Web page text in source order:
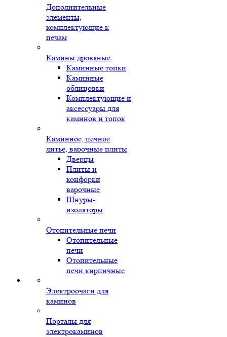
Дополнительные
элементы,
комплектующие к
печам
Камины дровяные
Каминные топки
Каминные
облицовки
Комплектующие и
аксессуары для
каминов и топок
Каминное, печное
литье, варочные плиты
Дверцы
Плиты и
конфорки
варочные
Шнуры-
изоляторы
Отопительные печи
Отопительные
печи
Отопительные
печи кирпичные
Электроочаги для
каминов
Порталы для
электрокаминов